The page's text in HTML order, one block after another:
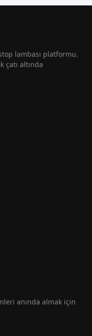
lambası platformu.
çatı altında
anında almak için